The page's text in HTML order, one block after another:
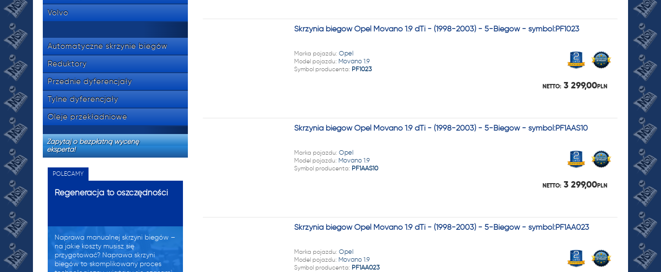
Volvo
Automatyczne skrzynie biegów
Reduktory
Przednie dyferencjały
Tylne dyferencjały
Oleje przekładniowe
Zapytaj o bezpłatną wycenę
eksperta!
POLECAMY
Regeneracja to oszczędności
Naprawa manualnej skrzyni biegów –
na jakie koszty musisz się
przygotować? Naprawa skrzyni
biegów to skomplikowany proces
Skrzynia biegów Opel Movano 1.9 dTi - (1998-2003) - 5-Biegów - symbol:PF1023
Marka pojazdu: Opel
Model pojazdu: Movano 1.9
Symbol producenta: PF1023
NETTO: 3 299,00PLN
Skrzynia biegów Opel Movano 1.9 dTi - (1998-2003) - 5-Biegów - symbol:PF1AAS10
Marka pojazdu: Opel
Model pojazdu: Movano 1.9
Symbol producenta: PF1AAS10
NETTO: 3 299,00PLN
Skrzynia biegów Opel Movano 1.9 dTi - (1998-2003) - 5-Biegów - symbol:PF1AA023
Marka pojazdu: Opel
Model pojazdu: Movano 1.9
Symbol producenta: PF1AA023